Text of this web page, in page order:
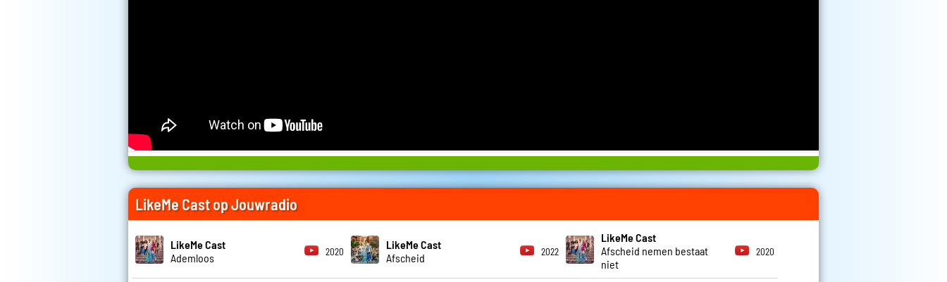
LikeMe Cast op Jouwradio
LikeMe Cast
Ademloos
2020
LikeMe Cast
Afscheid
2022
LikeMe Cast
Afscheid nemen bestaat
niet
2020